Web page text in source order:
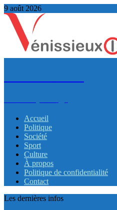
9 août 2026
Accueil
Politique
Société
Sport
Culture
À propos
Politique de confidentialité
Contact
Les dernières infos